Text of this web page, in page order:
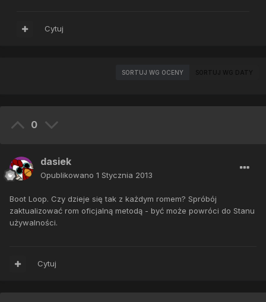
Cytuj
SORTUJ WG OCENY SORTUJ WG DATY
0
dasiek
Opublikowano 1 Stycznia 2013
Boot Loop. Czy dzieje się tak z każdym romem? Spróbój
zaktualizować rom oficjalną metodą - być może powróci do Stanu
używalności.
Cytuj